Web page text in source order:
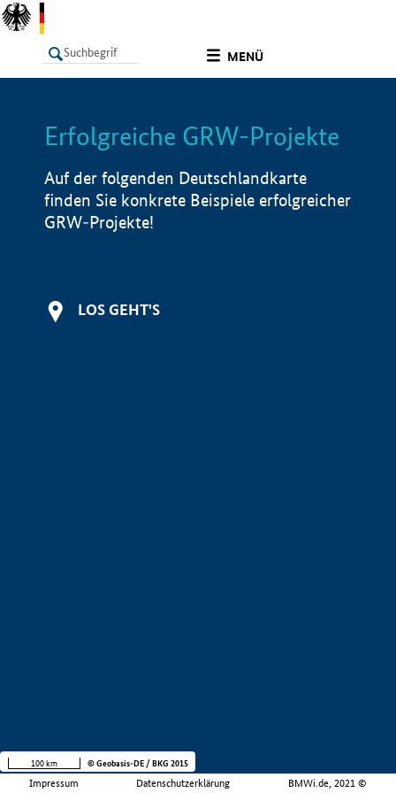
MENÜ
LISTE Info
Erfolgreiche GRW-Projekte
Auf der folgenden Deutschlandkarte
finden Sie konkrete Beispiele erfolgreicher
GRW-Projekte!
LOS GEHT'S
Impressum Datenschutzerklärung BMWi.de, 2021 ©
100 km © Geobasis-DE / BKG 2015